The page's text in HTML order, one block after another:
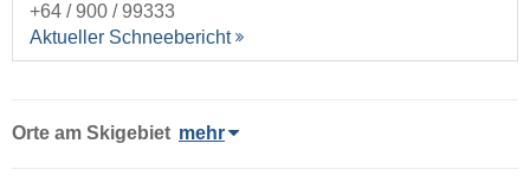
+64 / 900 / 99333
Aktueller Schneebericht
Orte am Skigebiet mehr